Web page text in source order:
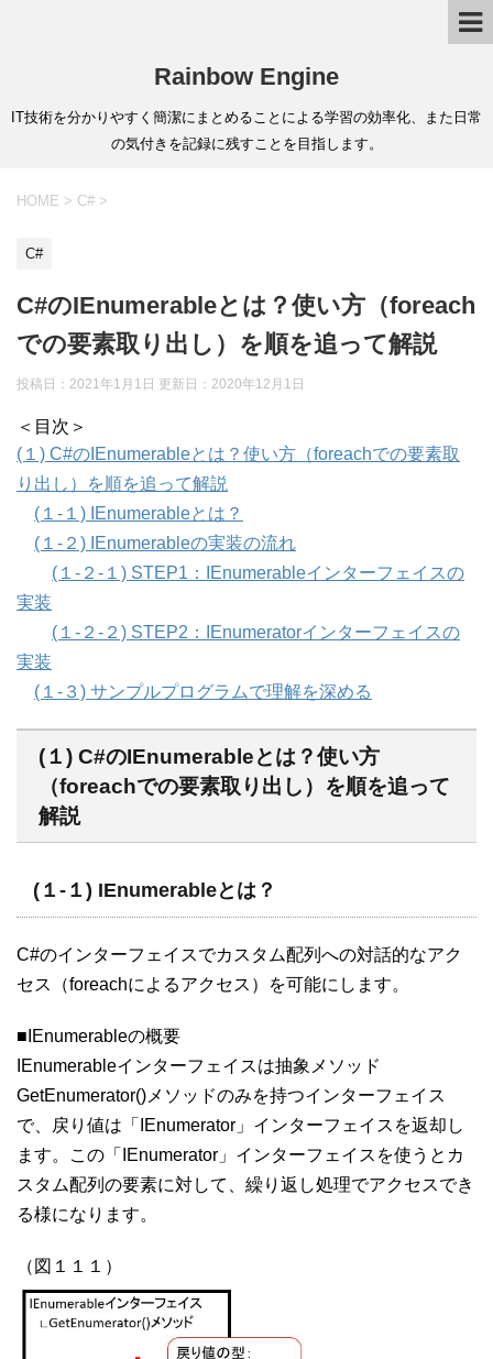
Rainbow Engine
IT技術を分かりやすく簡潔にまとめることによる学習の効率化、また日常
の気付きを記録に残すことを目指します。
HOME > C# >
C#
C#のIEnumerableとは？使い方（foreach
での要素取り出し）を順を追って解説
投稿日：2021年1月1日 更新日： 2020年12月1日
＜目次＞
(１) C#のIEnumerableとは？使い方（foreachでの要素取
り出し）を順を追って解説
(１-１) IEnumerableとは？
(１-２) IEnumerableの実装の流れ
(１-２-１) STEP1：IEnumerableインターフェイスの
実装
(１-２-２) STEP2：IEnumeratorインターフェイスの
実装
(１-３) サンプルプログラムで理解を深める
(１) C#のIEnumerableとは？使い方
（foreachでの要素取り出し）を順を追って
解説
(１-１) IEnumerableとは？
C#のインターフェイスでカスタム配列への対話的なアク
セス（foreachによるアクセス）を可能にします。
■IEnumerableの概要
IEnumerableインターフェイスは抽象メソッド
GetEnumerator()メソッドのみを持つインターフェイス
で、戻り値は「IEnumerator」インターフェイスを返却し
ます。この「IEnumerator」インターフェイスを使うとカ
スタム配列の要素に対して、繰り返し処理でアクセスでき
る様になります。
（図１１１）